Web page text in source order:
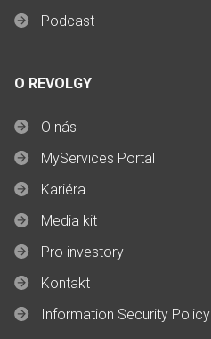
Podcast
O REVOLGY
O nás
MyServices Portal
Kariéra
Media kit
Pro investory
Kontakt
Information Security Policy